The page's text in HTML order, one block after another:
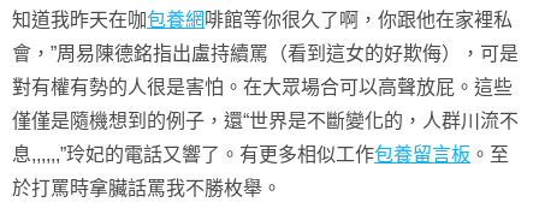
知道我昨天在咖包養網啡館等你很久了啊，你跟他在家裡私
會，”周易陳德銘指出盧持續罵（看到這女的好欺侮），可是
對有權有勢的人很是害怕。在大眾場合可以高聲放屁。這些
僅僅是隨機想到的例子，還“世界是不斷變化的，人群川流不
息,,,,,,”玲妃的電話又響了。有更多相似工作包養留言板 。至
於打罵時拿臟話罵我不勝枚舉。